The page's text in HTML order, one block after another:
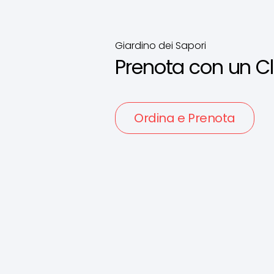
Giardino dei Sapori
Prenota con un
Ordina e Prenota